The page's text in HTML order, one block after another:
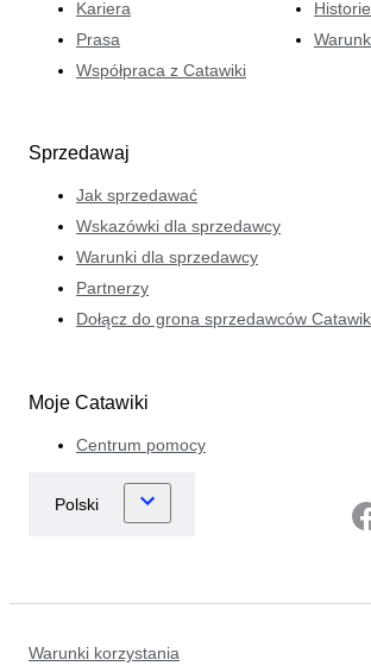
Kariera
Prasa
Współpraca z Catawiki
Sprzedawaj
Jak sprzedawać
Wskazówki dla sprzedawcy
Warunki dla sprzedawcy
Partnerzy
Dołącz do grona sprzedawców
Moje Catawiki
Centrum pomocy
Warunki korzystania